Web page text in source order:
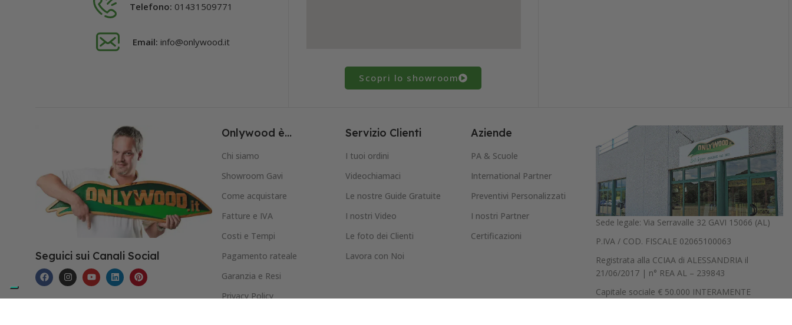
Telefono: 01431509771
Email: info@onlywood.it
Scopri lo showroom
Seguici sui Canali Social
Onlywood è...
Chi siamo
Showroom Gavi
Come acquistare
Fatture e IVA
Costi e Tempi
Pagamento rateale
Garanzia e Resi
Privacy Policy
Servizio Clienti
I tuoi ordini
Videochiamaci
Le nostre Guide Gratuite
I nostri Video
Le foto dei Clienti
Lavora con Noi
Aziende
PA & Scuole
International Partner
Preventivi Personalizzati
I nostri Partner
Certificazioni
Sede legale: Via Serravalle 32 GAVI 15066 (AL)
P.IVA / COD. FISCALE 02065100063
Registrata alla CCIAA di ALESSANDRIA il
21/06/2017 | n° REA AL – 239843
Capitale sociale € 50.000 INTERAMENTE